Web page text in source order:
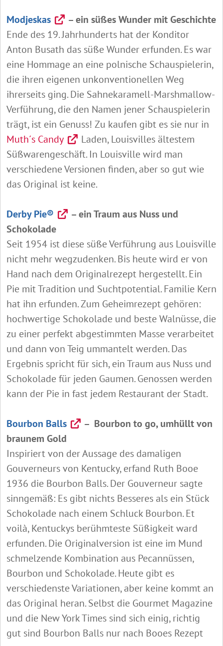
Modjeskas
– ein süßes Wunder mit Geschichte
Ende des 19. Jahrhunderts hat der Konditor
Anton Busath das süße Wunder erfunden. Es war
eine Hommage an eine polnische Schauspielerin,
die ihren eigenen unkonventionellen Weg
ihrerseits ging. Die Sahnekaramell-Marshmallow-
Verführung, die den Namen jener Schauspielerin
trägt, ist ein Genuss! Zu kaufen gibt es sie nur in
Muth´s Candy
Laden, Louisvilles ältestem
Süßwarengeschäft. In Louisville wird man
verschiedene Versionen finden, aber so gut wie
das Original ist keine.
Derby Pie®
– ein Traum aus Nuss und
Schokolade
Seit 1954 ist diese süße Verführung aus Louisville
nicht mehr wegzudenken. Bis heute wird er von
Hand nach dem Originalrezept hergestellt. Ein
Pie mit Tradition und Suchtpotential. Familie Kern
hat ihn erfunden. Zum Geheimrezept gehören:
hochwertige Schokolade und beste Walnüsse, die
zu einer perfekt abgestimmten Masse verarbeitet
und dann von Teig ummantelt werden. Das
Ergebnis spricht für sich, ein Traum aus Nuss und
Schokolade für jeden Gaumen. Genossen werden
kann der Pie in fast jedem Restaurant der Stadt.
Bourbon Balls
– Bourbon to go, umhüllt von
braunem Gold
Inspiriert von der Aussage des damaligen
Gouverneurs von Kentucky, erfand Ruth Booe
1936 die Bourbon Balls. Der Gouverneur sagte
sinngemäß: Es gibt nichts Besseres als ein Stück
Schokolade nach einem Schluck Bourbon. Et
voilà, Kentuckys berühmteste Süßigkeit ward
erfunden. Die Originalversion ist eine im Mund
schmelzende Kombination aus Pecannüssen,
Bourbon und Schokolade. Heute gibt es
verschiedenste Variationen, aber keine kommt an
das Original heran. Selbst die Gourmet Magazine
und die New York Times sind sich einig, richtig
gut sind Bourbon Balls nur nach Booes Rezept